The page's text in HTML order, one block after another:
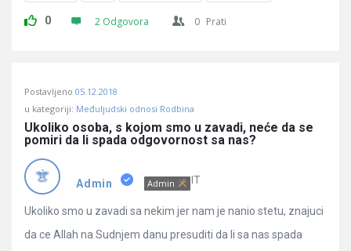
0 2 Odgovora 0 Prati
Postavljeno 05.12.2018
u kategoriji: Međuljudski odnosi Rodbina
Ukoliko osoba, s kojom smo u zavadi, neće da se
pomiri da li spada odgovornost sa nas?
Admin Admin IT
Ukoliko smo u zavadi sa nekim jer nam je nanio stetu, znajuci
da ce Allah na Sudnjem danu presuditi da li sa nas spada